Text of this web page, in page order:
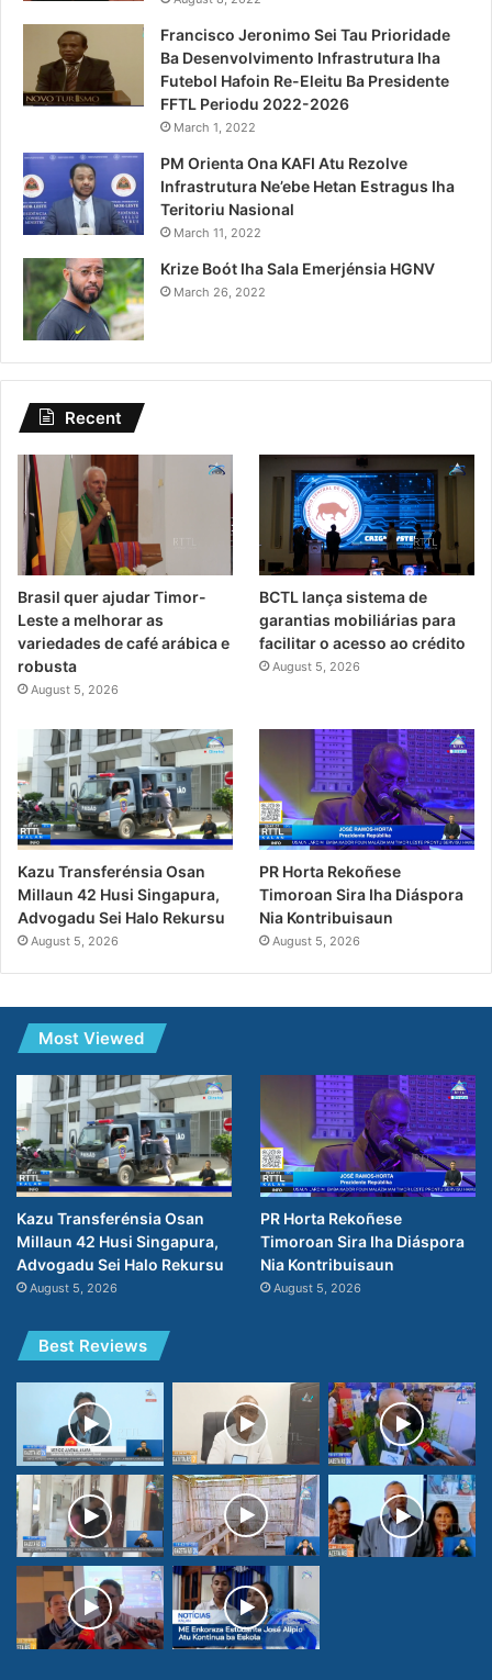
Francisco Jeronimo Sei Tau Prioridade
Ba Desenvolvimento Infrastrutura Iha
Futebol Hafoin Re-Eleitu Ba Presidente
FFTL Periodu 2022-2026
March 1, 2022
PM Orienta Ona KAFI Atu Rezolve
Infrastrutura Ne’ebe Hetan Estragus Iha
Teritoriu Nasional
March 11, 2022
Krize Boót Iha Sala Emerjénsia HGNV
March 26, 2022
Recent
Brasil quer ajudar Timor-
Leste a melhorar as
variedades de café arábica e
robusta
August 5, 2026
BCTL lança sistema de
garantias mobiliárias para
facilitar o acesso ao crédito
August 5, 2026
Kazu Transferénsia Osan
Millaun 42 Husi Singapura,
Advogadu Sei Halo Rekursu
August 5, 2026
PR Horta Rekoñese
Timoroan Sira Iha Diáspora
Nia Kontribuisaun
August 5, 2026
Most Viewed
Kazu Transferénsia Osan
Millaun 42 Husi Singapura,
Advogadu Sei Halo Rekursu
August 5, 2026
PR Horta Rekoñese
Timoroan Sira Iha Diáspora
Nia Kontribuisaun
August 5, 2026
Best Reviews